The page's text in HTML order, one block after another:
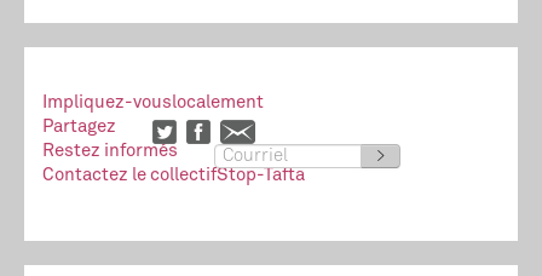
Impliquez-vouslocalement
Partagez
Restez informés
>
Contactez le collectifStop-Tafta